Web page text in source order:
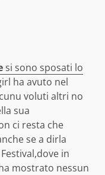
si sono sposati lo
ha avuto nel
voluti altri no
sua
ci resta che
se a dirla
in
mostrato nessun